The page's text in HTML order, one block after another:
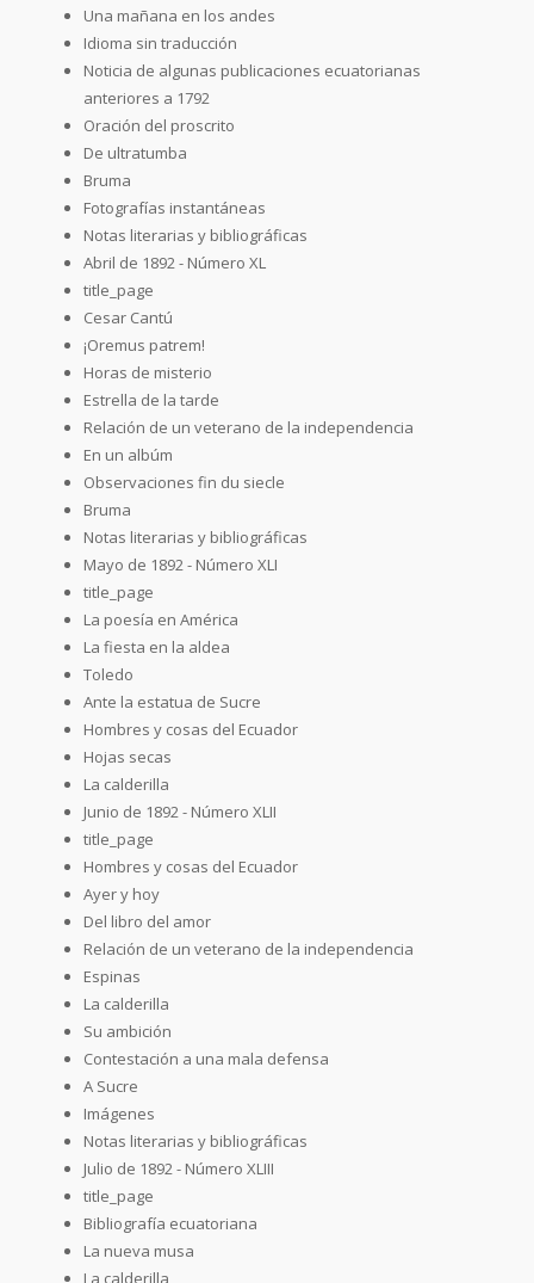
Una mañana en los andes
Idioma sin traducción
Noticia de algunas publicaciones ecuatorianas
anteriores a 1792
Oración del proscrito
De ultratumba
Bruma
Fotografías instantáneas
Notas literarias y bibliográficas
Abril de 1892 - Número XL
title_page
Cesar Cantú
¡Oremus patrem!
Horas de misterio
Estrella de la tarde
Relación de un veterano de la independencia
En un albúm
Observaciones fin du siecle
Bruma
Notas literarias y bibliográficas
Mayo de 1892 - Número XLI
title_page
La poesía en América
La fiesta en la aldea
Toledo
Ante la estatua de Sucre
Hombres y cosas del Ecuador
Hojas secas
La calderilla
Junio de 1892 - Número XLII
title_page
Hombres y cosas del Ecuador
Ayer y hoy
Del libro del amor
Relación de un veterano de la independencia
Espinas
La calderilla
Su ambición
Contestación a una mala defensa
A Sucre
Imágenes
Notas literarias y bibliográficas
Julio de 1892 - Número XLIII
title_page
Bibliografía ecuatoriana
La nueva musa
La calderilla